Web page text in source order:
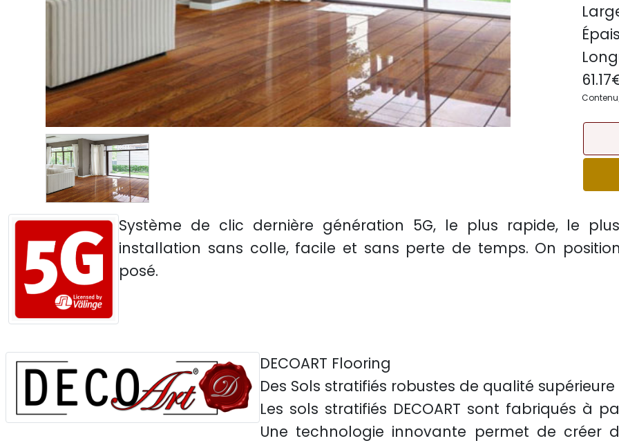
61.17
Système de clic dernière génération 5G, le plus rapide, le
installation sans colle, facile et sans perte de temps. On
posé.
DECOART Flooring
Des Sols stratifiés robustes de qualité
Les sols stratifiés DECOART sont fabriqués à
Une technologie innovante permet de créer